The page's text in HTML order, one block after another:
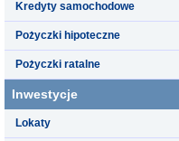
Kredyty samochodowe
Pożyczki hipoteczne
Pożyczki ratalne
Inwestycje
Lokaty